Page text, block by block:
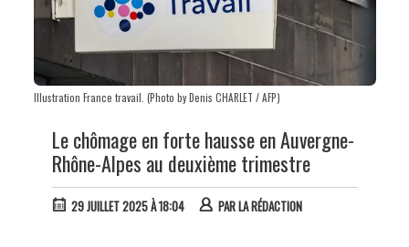
Illustration France travail. (Photo by Denis CHARLET / AFP)
Le chômage en forte hausse en Auvergne-
Rhône-Alpes au deuxième trimestre
29 JUILLET 2025 À 18:04 PARLA RÉDACTION